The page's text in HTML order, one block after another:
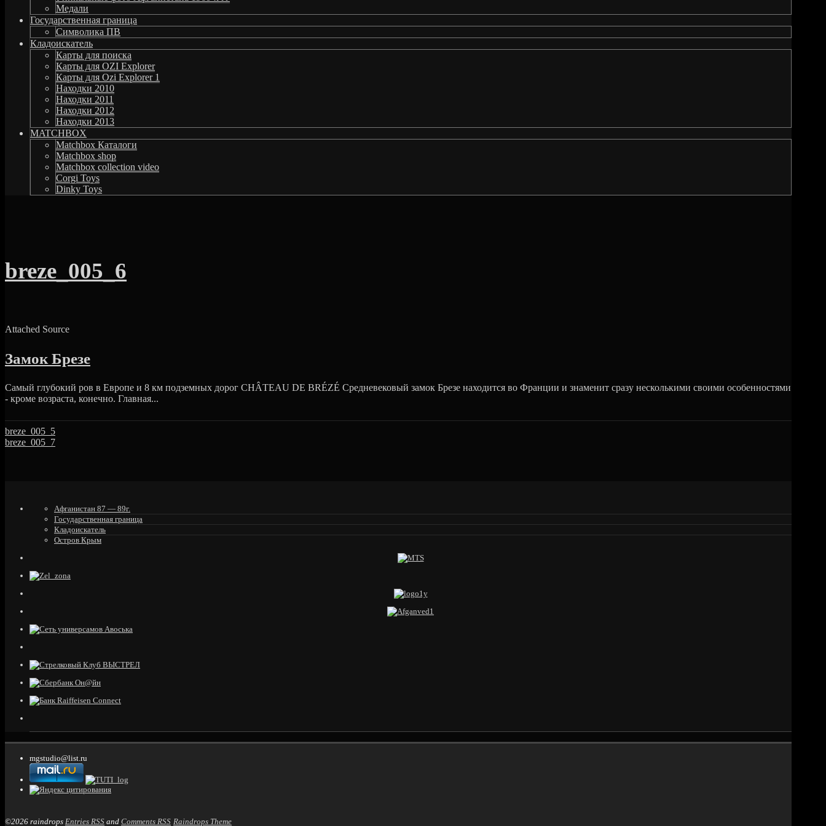
Медали
Государственная граница
Символика ПВ
Кладоискатель
Карты для поиска
Карты для OZI Explorer
Карты для Ozi Explorer 1
Находки 2010
Находки 2011
Находки 2012
Находки 2013
MATCHBOX
Matchbox Каталоги
Matchbox shop
Matchbox collection video
Corgi Toys
Dinky Toys
breze_005_6
Attached Source
Замок Брезе
Cамый глубокий ров в Европе и 8 км подземных дорог CHÂTEAU DE BRÉZÉ Средневековый замок Брезе находится во Франции и знаменит сразу несколькими своими особенностями
- кроме возраста, конечно. Главная...
breze_005_5
breze_005_7
Афганистан 87 — 89г.
Государственная граница
Кладоискатель
Остров Крым
mgstudio@list.ru
©2026 raindrops Entries RSS and Comments RSS Raindrops Theme